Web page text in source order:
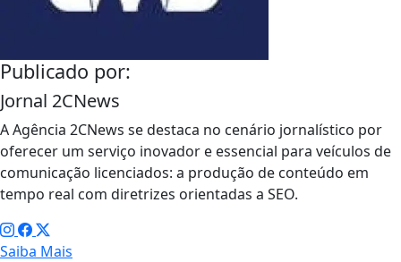
Publicado por:
Jornal 2CNews
A Agência 2CNews se destaca no cenário jornalístico por
oferecer um serviço inovador e essencial para veículos de
comunicação licenciados: a produção de conteúdo em
tempo real com diretrizes orientadas a SEO.
Saiba Mais